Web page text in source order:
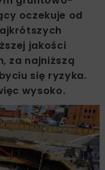
oczekuje od
jakości
za najniższą
się ryzyka.
wysoko.